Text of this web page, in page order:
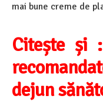
mai bune creme de
Citește și
dejun